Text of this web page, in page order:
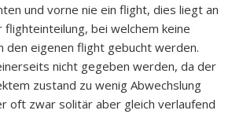
und vorne nie ein flight, dies liegt an
bei welchem keine
den eigenen flight gebucht werden.
nicht gegeben werden, da der
zustand zu wenig Abwechslung
oft zwar solitär aber gleich verlaufend